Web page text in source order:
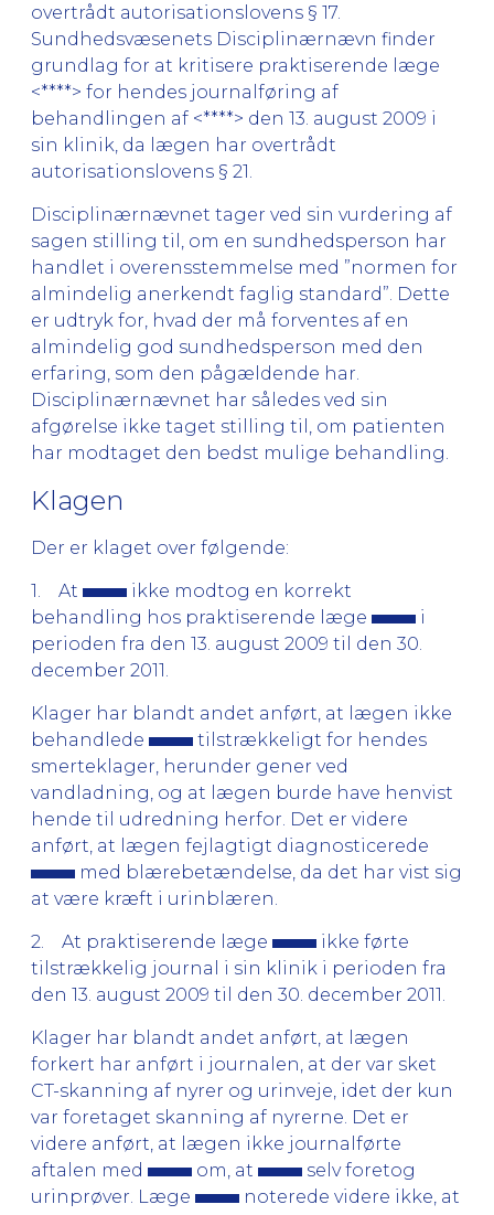
overtrådt autorisationslovens § 17.
Sundhedsvæsenets Disciplinærnævn finder
grundlag for at kritisere praktiserende læge
<****> for hendes journalføring af
behandlingen af <****> den 13. august 2009 i
sin klinik, da lægen har overtrådt
autorisationslovens § 21.
Disciplinærnævnet tager ved sin vurdering af
sagen stilling til, om en sundhedsperson har
handlet i overensstemmelse med ”normen for
almindelig anerkendt faglig standard”. Dette
er udtryk for, hvad der må forventes af en
almindelig god sundhedsperson med den
erfaring, som den pågældende har.
Disciplinærnævnet har således ved sin
afgørelse ikke taget stilling til, om patienten
har modtaget den bedst mulige behandling.
Klagen
Der er klaget over følgende:
1. At
ikke modtog en korrekt
behandling hos praktiserende læge
i
perioden fra den 13. august 2009 til den 30.
december 2011.
Klager har blandt andet anført, at lægen ikke
behandlede
tilstrækkeligt for hendes
smerteklager, herunder gener ved
vandladning, og at lægen burde have henvist
hende til udredning herfor. Det er videre
anført, at lægen fejlagtigt diagnosticerede
med blærebetændelse, da det har vist sig
at være kræft i urinblæren.
2. At praktiserende læge
ikke førte
tilstrækkelig journal i sin klinik i perioden fra
den 13. august 2009 til den 30. december 2011.
Klager har blandt andet anført, at lægen
forkert har anført i journalen, at der var sket
CT-skanning af nyrer og urinveje, idet der kun
var foretaget skanning af nyrerne. Det er
videre anført, at lægen ikke journalførte
aftalen med
om, at
selv foretog
urinprøver. Læge
noterede videre ikke, at